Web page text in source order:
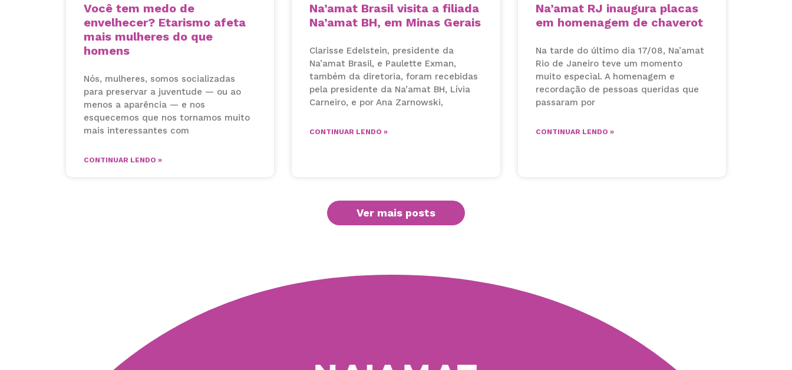
Você tem medo de
envelhecer? Etarismo afeta
mais mulheres do que
homens
Nós, mulheres, somos socializadas
para preservar a juventude — ou ao
menos a aparência — e nos
esquecemos que nos tornamos muito
mais interessantes com
CONTINUAR LENDO »
Na’amat Brasil visita a filiada
Na’amat BH, em Minas Gerais
Clarisse Edelstein, presidente da
Na’amat Brasil, e Paulette Exman,
também da diretoria, foram recebidas
pela presidente da Na’amat BH, Lívia
Carneiro, e por Ana Zarnowski,
CONTINUAR LENDO »
Na’amat RJ inaugura placas
em homenagem de chaverot
Na tarde do último dia 17/08, Na’amat
Rio de Janeiro teve um momento
muito especial. A homenagem e
recordação de pessoas queridas que
passaram por
CONTINUAR LENDO »
Ver mais posts